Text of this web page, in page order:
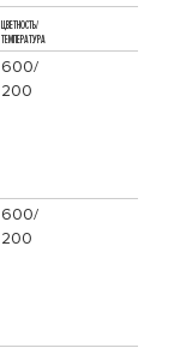
ЦВЕТНОСТЬ/
ТЕМПЕРАТУРА
600/
200
600/
200